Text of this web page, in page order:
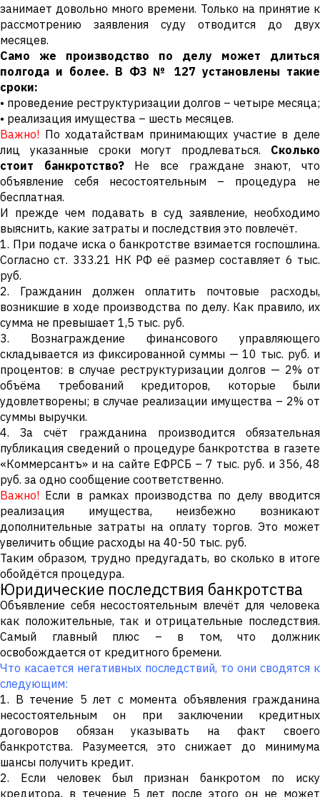
занимает довольно много времени. Только на принятие к
рассмотрению заявления суду отводится до двух
месяцев.
Само же производство по делу может длиться
полгода и более. В ФЗ № 127 установлены такие
сроки:
• проведение реструктуризации долгов – четыре месяца;
• реализация имущества – шесть месяцев.
Важно! По ходатайствам принимающих участие в деле
лиц указанные сроки могут продлеваться. Сколько
стоит банкротство?Не все граждане знают, что
объявление себя несостоятельным – процедура не
бесплатная.
И прежде чем подавать в суд заявление, необходимо
выяснить, какие затраты и последствия это повлечёт.
1. При подаче иска о банкротстве взимается госпошлина.
Согласно ст. 333.21 НК РФ её размер составляет 6 тыс.
руб.
2. Гражданин должен оплатить почтовые расходы,
возникшие в ходе производства по делу. Как правило, их
сумма не превышает 1,5 тыс. руб.
3. Вознаграждение финансового управляющего
складывается из фиксированной суммы — 10 тыс. руб. и
процентов: в случае реструктуризации долгов — 2% от
объёма требований кредиторов, которые были
удовлетворены; в случае реализации имущества – 2% от
суммы выручки.
4. За счёт гражданина производится обязательная
публикация сведений о процедуре банкротства в газете
«Коммерсантъ» и на сайте ЕФРСБ – 7 тыс. руб. и 356, 48
руб. за одно сообщение соответственно.
Важно! Если в рамках производства по делу вводится
реализация имущества, неизбежно возникают
дополнительные затраты на оплату торгов. Это может
увеличить общие расходы на 40-50 тыс. руб.
Таким образом, трудно предугадать, во сколько в итоге
обойдётся процедура.
Юридические последствия банкротства
Объявление себя несостоятельным влечёт для человека
как положительные, так и отрицательные последствия.
Самый главный плюс – в том, что должник
освобождается от кредитного бремени.
Что касается негативных последствий, то они сводятся к
следующим:
1. В течение 5 лет с момента объявления гражданина
несостоятельным он при заключении кредитных
договоров обязан указывать на факт своего
банкротства. Разумеется, это снижает до минимума
шансы получить кредит.
2. Если человек был признан банкротом по иску
кредитора, в течение 5 лет после этого он не может